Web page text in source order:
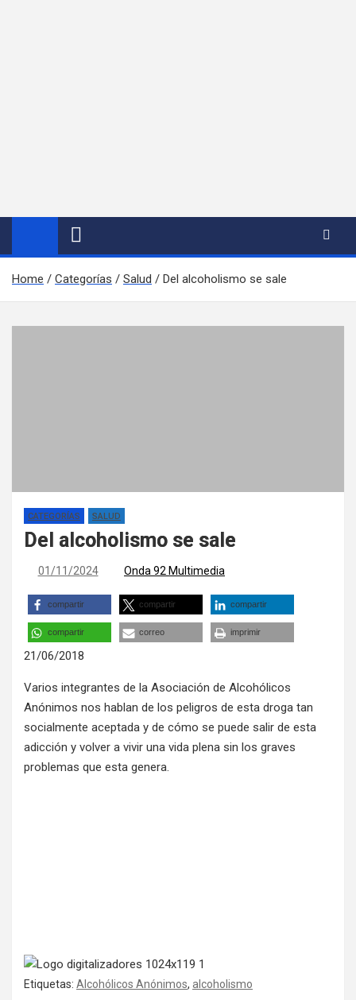
Home Categorías Salud Del alcoholismo se sale
CATEGORÍAS SALUD
Del alcoholismo se sale
01/11/2024 Onda 92 Multimedia
compartir compartir compartir
compartir correo imprimir
21/06/2018
Varios integrantes de la Asociación de Alcohólicos
Anónimos nos hablan de los peligros de esta droga tan
socialmente aceptada y de cómo se puede salir de esta
adicción y volver a vivir una vida plena sin los graves
problemas que esta genera.
Etiquetas: Alcohólicos Anónimos, alcoholismo